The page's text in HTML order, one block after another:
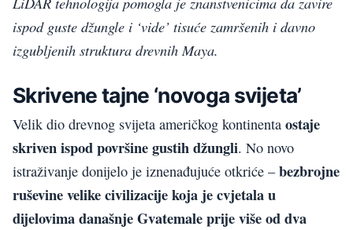
ispod guste džungle i ‘vide’ tisuće zamršenih i davno
izgubljenih struktura drevnih Maya.
Skrivene tajne ‘novoga svijeta’
Velik dio drevnog svijeta američkog kontinenta ostaje
skriven ispod površine gustih džungli. No novo
istraživanje donijelo je iznenađujuće otkriće –bezbrojne
ruševine velike civilizacije koja je cvjetala u
dijelovima današnje Gvatemale prije više od dva